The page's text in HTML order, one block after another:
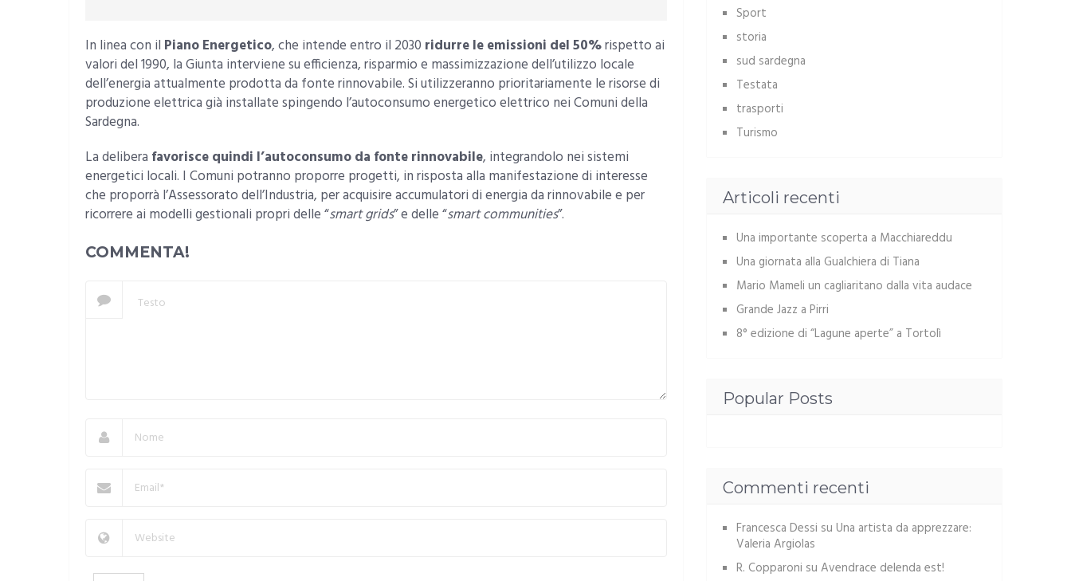
In linea con il Piano Energetico, che intende entro il 2030 ridurre le emissioni del 50%rispetto ai
valori del 1990, la Giunta interviene su efficienza, risparmio e massimizzazione dell’utilizzo locale
dell’energia attualmente prodotta da fonte rinnovabile. Si utilizzeranno prioritariamente le risorse di
produzione elettrica già installate spingendo l’autoconsumo energetico elettrico nei Comuni della
Sardegna.
La delibera favorisce quindi l’autoconsumo da fonte rinnovabile, integrandolo nei sistemi
energetici locali. I Comuni potranno proporre progetti, in risposta alla manifestazione di interesse
che proporrà l’Assessorato dell’Industria, per acquisire accumulatori di energia da rinnovabile e per
ricorrere ai modelli gestionali propri delle “smart grids” e delle “smart communities”.
COMMENTA!
Sport
storia
sud sardegna
Testata
trasporti
Turismo
Articoli recenti
Una importante scoperta a Macchiareddu
Una giornata alla Gualchiera di Tiana
Mario Mameli un cagliaritano dalla vita audace
Grande Jazz a Pirri
8° edizione di “Lagune aperte” a Tortolì
Popular Posts
Commenti recenti
Francesca Dessi su Una artista da apprezzare:
Valeria Argiolas
R. Copparoni su Avendrace delenda est!